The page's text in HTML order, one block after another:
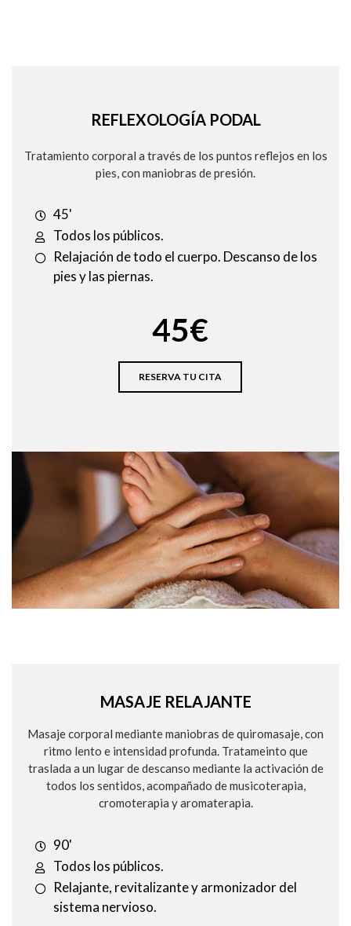
REFLEXOLOGÍA PODAL
Tratamiento corporal a través de los puntos reflejos en los
pies, con maniobras de presión.
45'
Todos los públicos.
Relajación de todo el cuerpo. Descanso de los
pies y las piernas.
45€
RESERVA TU CITA
MASAJE RELAJANTE
Masaje corporal mediante maniobras de quiromasaje, con
ritmo lento e intensidad profunda. Tratameinto que
traslada a un lugar de descanso mediante la activación de
todos los sentidos, acompañado de musicoterapia,
cromoterapia y aromaterapia.
90'
Todos los públicos.​
Relajante, revitalizante y armonizador del
sistema nervioso.